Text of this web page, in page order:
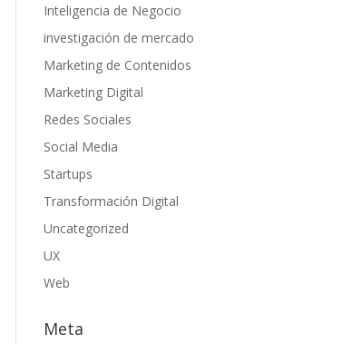
Inteligencia de Negocio
investigación de mercado
Marketing de Contenidos
Marketing Digital
Redes Sociales
Social Media
Startups
Transformación Digital
Uncategorized
UX
Web
Meta